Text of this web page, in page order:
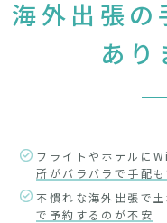
海外出張の
あり
フライトやホテルに
所がバラバラで手配
不慣れな海外出張で
で予約するのが不安